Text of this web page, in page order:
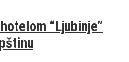
“Ljubinje”